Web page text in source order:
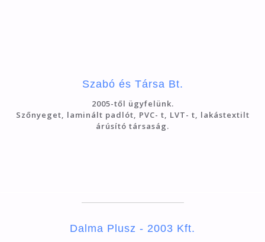
Szabó és Társa Bt.
2005-től ügyfelünk.
Szőnyeget, laminált padlót, PVC- t, LVT- t, lakástextilt
árúsító társaság.
Dalma Plusz - 2003 Kft.